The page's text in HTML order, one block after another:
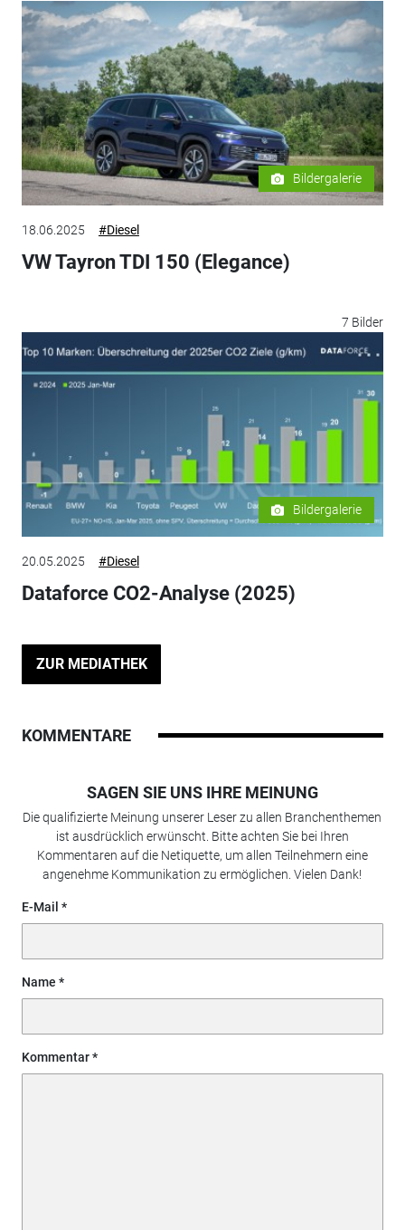
Bildergalerie
18.06.2025 #Diesel
VW Tayron TDI 150 (Elegance)
7 Bilder
Bildergalerie
20.05.2025 #Diesel
Dataforce CO2-Analyse (2025)
ZUR MEDIATHEK
KOMMENTARE
SAGEN SIE UNS IHRE MEINUNG
Die qualifizierte Meinung unserer Leser zu allen Branchenthemen
ist ausdrücklich erwünscht. Bitte achten Sie bei Ihren
Kommentaren auf die Netiquette, um allen Teilnehmern eine
angenehme Kommunikation zu ermöglichen. Vielen Dank!
E-Mail
Name
Kommentar